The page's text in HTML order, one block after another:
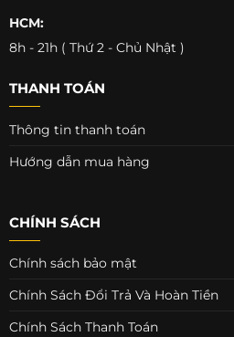
HCM:
8h - 21h ( Thứ 2 - Chủ Nhật )
THANH TOÁN
Thông tin thanh toán
Hướng dẫn mua hàng
CHÍNH SÁCH
Chính sách bảo mật
Chính Sách Đổi Trả Và Hoàn Tiền
Chính Sách Thanh Toán